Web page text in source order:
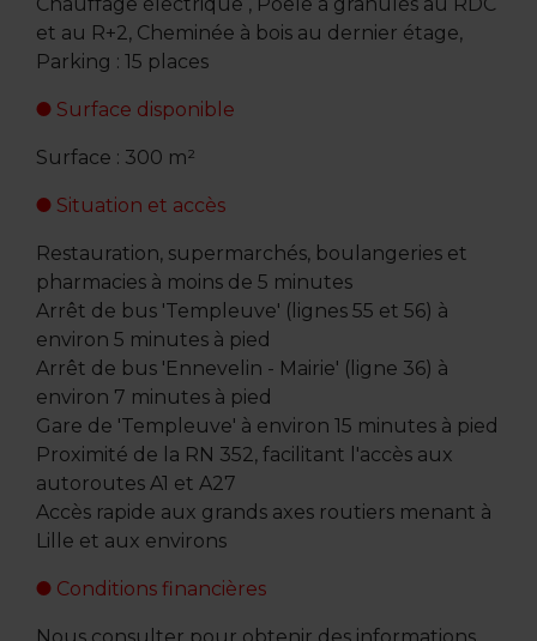
et au R+2, Cheminée à bois au dernier étage,
Parking : 15 places
Surface disponible
Surface : 300 m²
Situation et accès
Restauration, supermarchés, boulangeries et
pharmacies à moins de 5 minutes
Arrêt de bus 'Templeuve' (lignes 55 et 56) à
environ 5 minutes à pied
Arrêt de bus 'Ennevelin - Mairie' (ligne 36) à
environ 7 minutes à pied
Gare de 'Templeuve' à environ 15 minutes à pied
Proximité de la RN 352, facilitant l'accès aux
autoroutes A1 et A27
Accès rapide aux grands axes routiers menant à
Lille et aux environs
Conditions financières